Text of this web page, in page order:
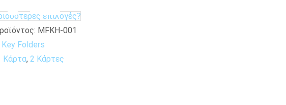
επιλογές?
MFKH-001
Key Folders
Κάρτα, 2 Κάρτες